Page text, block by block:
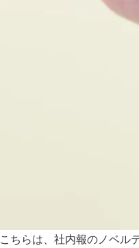
こちらは、社内報のノベル